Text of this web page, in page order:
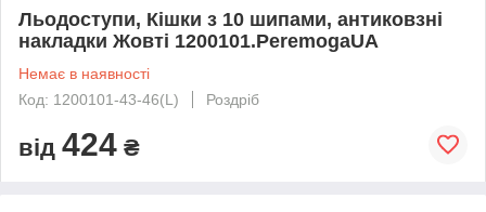
Льодоступи, Кішки з 10 шипами, антиковзні
накладки Жовті 1200101.PeremogaUA
Немає в наявності
Код: 1200101-43-46(L)
Роздріб
від 424 ₴